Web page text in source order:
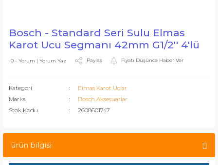
Bosch - Standard Seri Sulu Elmas
Karot Ucu Segmanı 42mm G1/2'' 4'lü
0 - Yorum | Yorum Yaz Paylaş Fiyatı Düşünce Haber Ver
Kategori
Elmas Karot Uçlar
Marka
Bosch Aksesuarlar
Stok Kodu
2608601747
ürün bilgisi